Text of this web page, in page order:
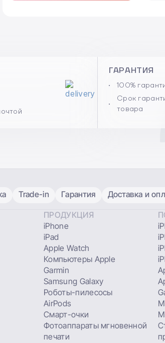
ГАРАНТИЯ
100%
Срок
товара
Trade-in Гарантия Доставка и
ПРОДУКЦИЯ
iPhone
iPad
Apple Watch
Компьютеры Apple
Garmin
Samsung Galaxy
Роботы-пилесосы
AirPods
Смарт-очки
Фотоаппараты мгновенной
печати